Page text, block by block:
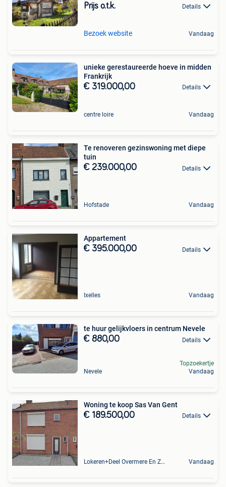
Prijs o.t.k. Details
Bezoek website Vandaag
unieke gerestaureerde hoeve in midden
Frankrijk
€ 319.000,00 Details
centre loire Vandaag
Te renoveren gezinswoning met diepe
tuin
€ 239.000,00 Details
Hofstade Vandaag
Appartement
€ 395.000,00 Details
Ixelles Vandaag
te huur gelijkvloers in centrum Nevele
€ 880,00 Details
Nevele
Topzoekertje
Vandaag
Woning te koop Sas Van Gent
€ 189.500,00 Details
Lokeren+Deel Overmere En Zele Vandaag